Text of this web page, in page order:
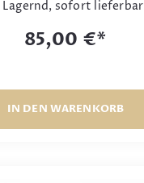
Lagernd, sofort lieferbar
85,00 €*
IN DEN WARENKORB